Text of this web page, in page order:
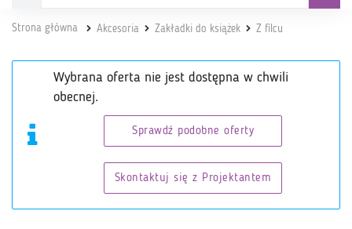
Strona główna Akcesoria Zakładki do książek Z filcu
Wybrana oferta nie jest dostępna w chwili
obecnej.
Sprawdź podobne oferty
Skontaktuj się z Projektantem